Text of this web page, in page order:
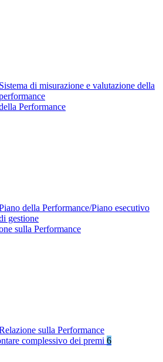
Sistema di misurazione e valutazione della
Performance
della Performance/Piano esecutivo
gestione
sulla Performance
sulla Performance
complessivo dei premi 6